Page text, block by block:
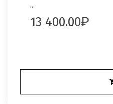
..
13 400.00